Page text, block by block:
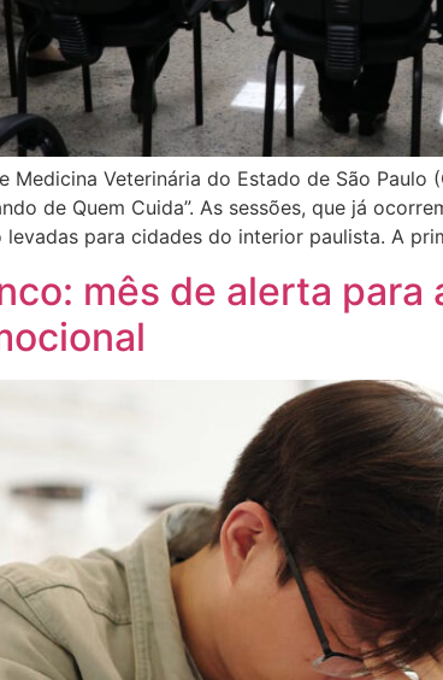
Medicina Veterinária do Estado de São Paulo
de Quem Cuida”. As sessões, que já
levadas para cidades do interior paulista. A
mês de alerta para